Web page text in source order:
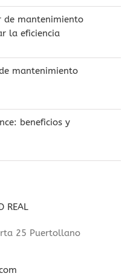
de mantenimiento
la eficiencia
mantenimiento
beneficios y
REAL
25 Puertollano